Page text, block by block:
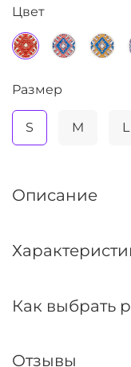
Цвет
Размер
S M L
Описание
Как выбрать
Отзывы